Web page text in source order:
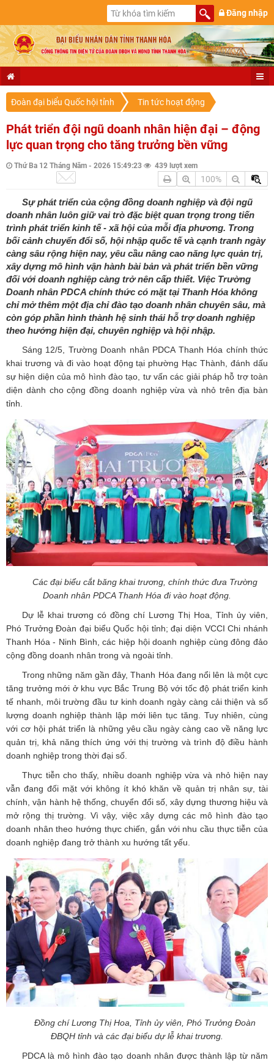
Đăng nhập
Đoàn đại biểu Quốc hội tỉnh Tin tức hoạt động
Phát triển đội ngũ doanh nhân hiện đại – động
lực quan trọng cho tăng trưởng bền vững
Thứ Ba 12 Tháng Năm - 2026 15:49:23 439 lượt xem
100%
Sự phát triển của cộng đồng doanh nghiệp và đội ngũ
doanh nhân luôn giữ vai trò đặc biệt quan trọng trong tiến
trình phát triển kinh tế - xã hội của mỗi địa phương. Trong
bối cảnh chuyển đổi số, hội nhập quốc tế và cạnh tranh ngày
càng sâu rộng hiện nay, yêu cầu nâng cao năng lực quản trị,
xây dựng mô hình vận hành bài bản và phát triển bền vững
đối với doanh nghiệp càng trở nên cấp thiết. Việc Trường
Doanh nhân PDCA chính thức có mặt tại Thanh Hóa không
chỉ mở thêm một địa chỉ đào tạo doanh nhân chuyên sâu, mà
còn góp phần hình thành hệ sinh thái hỗ trợ doanh nghiệp
theo hướng hiện đại, chuyên nghiệp và hội nhập.
Sáng 12/5, Trường Doanh nhân PDCA Thanh Hóa chính thức
khai trương và đi vào hoạt động tại phường Hạc Thành, đánh dấu
sự hiện diện của mô hình đào tạo, tư vấn các giải pháp hỗ trợ toàn
diện dành cho cộng đồng doanh nghiệp vừa và nhỏ trên địa bàn
tỉnh.
Các đại biểu cắt băng khai trương, chính thức đưa Trường
Doanh nhân PDCA Thanh Hóa đi vào hoạt động.
Dự lễ khai trương có đồng chí Lương Thị Hoa, Tỉnh ủy viên,
Phó Trưởng Đoàn đại biểu Quốc hội tỉnh; đại diện VCCI Chi nhánh
Thanh Hóa - Ninh Bình, các hiệp hội doanh nghiệp cùng đông đảo
cộng đồng doanh nhân trong và ngoài tỉnh.
Trong những năm gần đây, Thanh Hóa đang nổi lên là một cực
tăng trưởng mới ở khu vực Bắc Trung Bộ với tốc độ phát triển kinh
tế nhanh, môi trường đầu tư kinh doanh ngày càng cải thiện và số
lượng doanh nghiệp thành lập mới liên tục tăng. Tuy nhiên, cùng
với cơ hội phát triển là những yêu cầu ngày càng cao về năng lực
quản trị, khả năng thích ứng với thị trường và trình độ điều hành
doanh nghiệp trong thời đại số.
Thực tiễn cho thấy, nhiều doanh nghiệp vừa và nhỏ hiện nay
vẫn đang đối mặt với không ít khó khăn về quản trị nhân sự, tài
chính, vận hành hệ thống, chuyển đổi số, xây dựng thương hiệu và
mở rộng thị trường. Vì vậy, việc xây dựng các mô hình đào tạo
doanh nhân theo hướng thực chiến, gắn với nhu cầu thực tiễn của
doanh nghiệp đang trở thành xu hướng tất yếu.
Đồng chí Lương Thị Hoa, Tỉnh ủy viên, Phó Trưởng Đoàn
ĐBQH tỉnh và các đại biểu dự lễ khai trương.
PDCA là mô hình đào tạo doanh nhân được thành lập từ năm